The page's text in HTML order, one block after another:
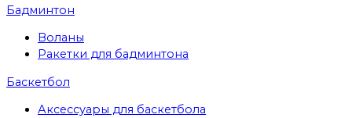
Бадминтон
Воланы
Ракетки для бадминтона
Баскетбол
Аксессуары для баскетбола